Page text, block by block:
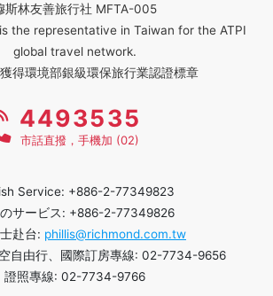
斯林友善旅行社 MFTA-005
the representative in Taiwan for the ATPI
global travel network.
得環境部銀級環保旅行業認證標章
4493535
市話直撥，手機加 (02)
Service: +886-2-77349823
サービス: +886-2-77349826
赴台: phillis@richmond.com.tw
自由行、國際訂房專線: 02-7734-9656
證照專線: 02-7734-9766